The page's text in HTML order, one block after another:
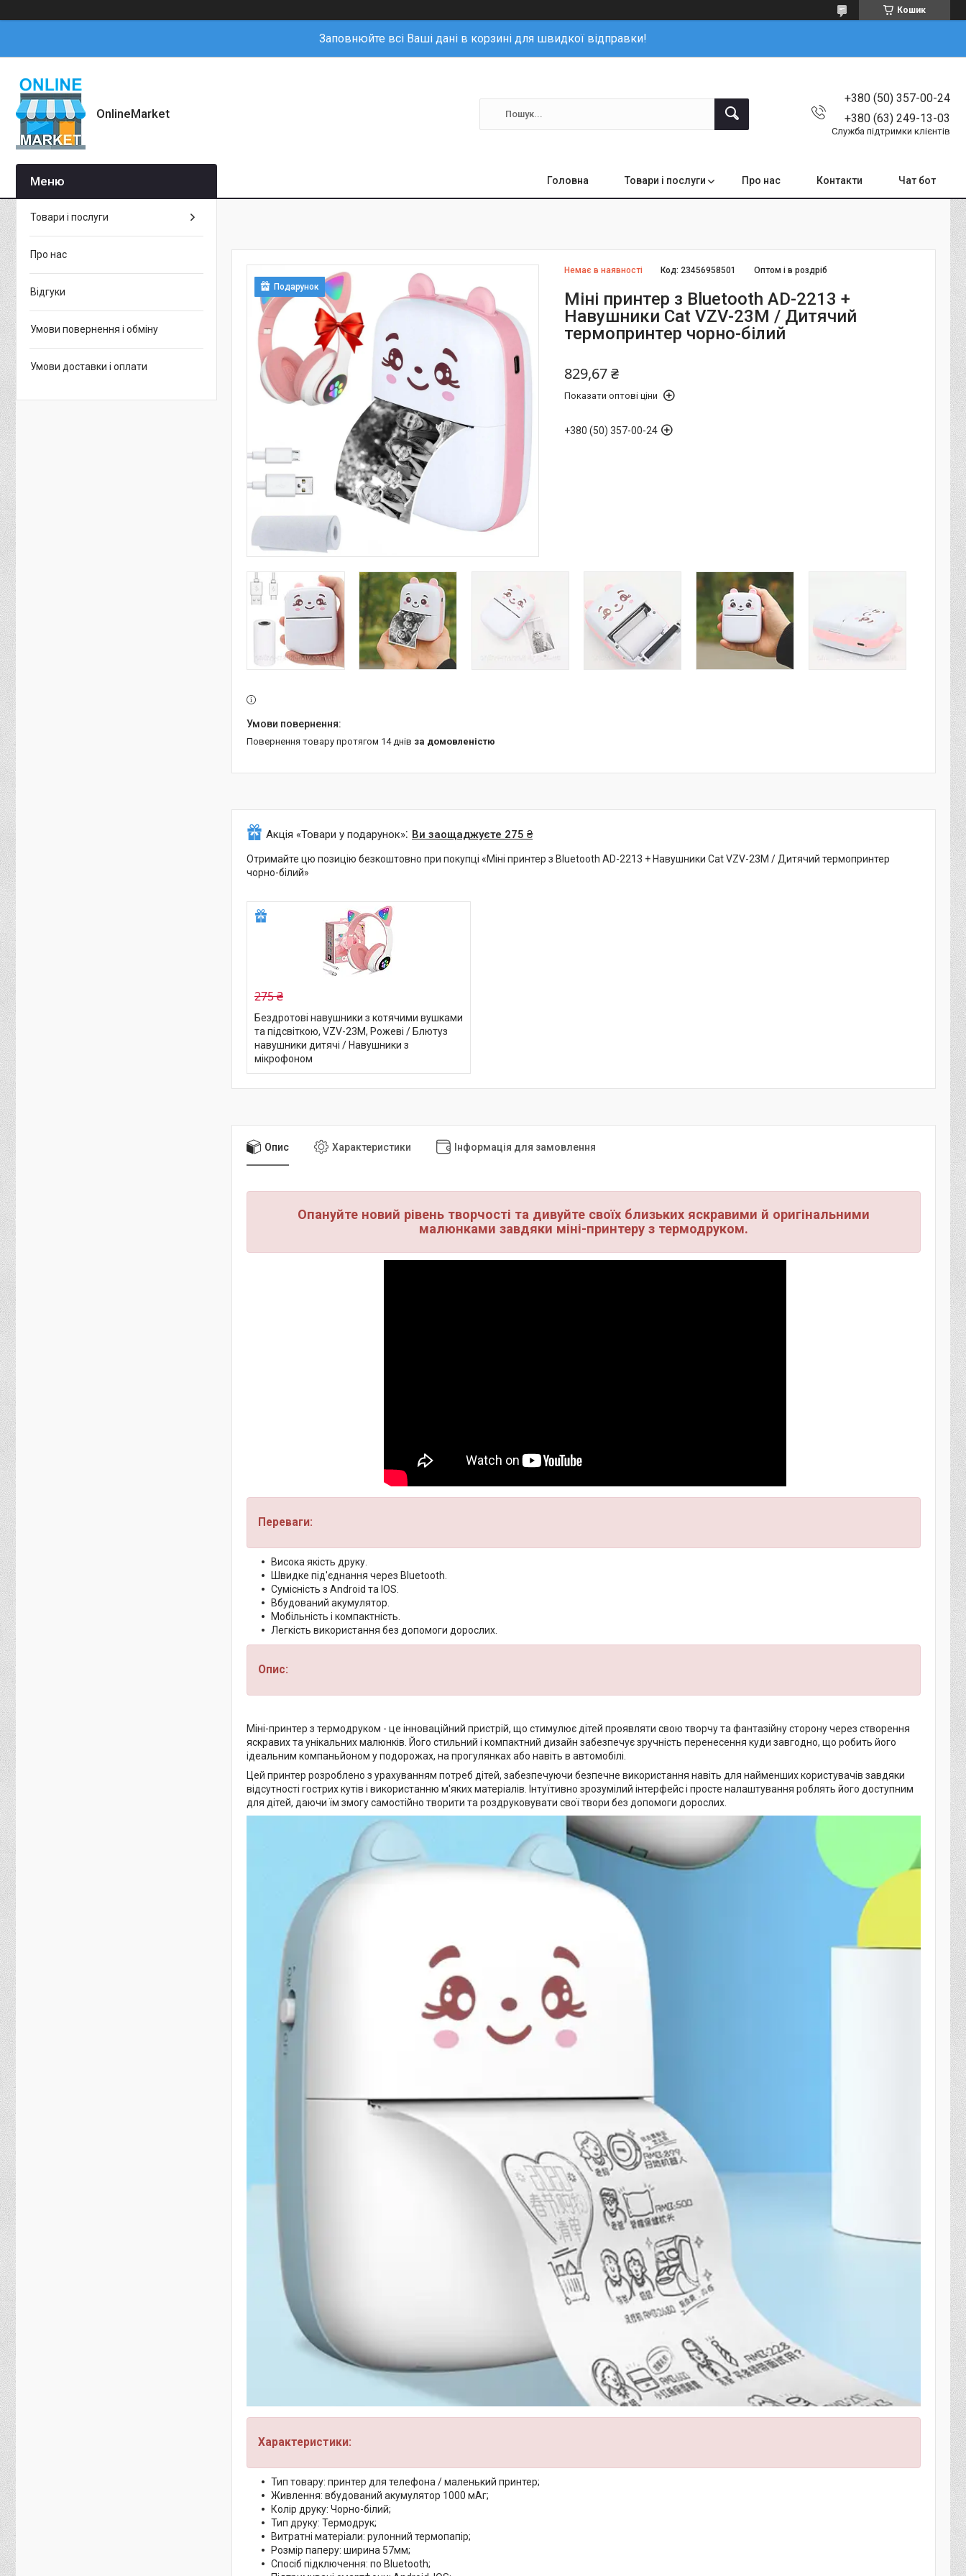
Кошик
Заповнюйте всі Ваші дані в корзині для швидкої відправки!
OnlineMarket
+380 (50) 357-00-24
+380 (63) 249-13-03
Служба підтримки клієнтів
Головна Товари і послуги Про нас Контакти Чат бот
Подарунок
Немає в наявності Оптом і в роздріб
Код: 23456958501
Міні принтер з Bluetooth AD-2213 +
Навушники Cat VZV-23M / Дитячий
термопринтер чорно-білий
829,67 ₴
Показати оптові ціни
+380 (50) 357-00-24
повернення товару протягом 14 днів за домовленістю
Акція «Товари у подарунок» Ви заощаджуєте 275 ₴
Отримайте цю позицію безкоштовно при покупці «Міні принтер з Bluetooth AD-2213 + Навушники Cat VZV-23M / Дитячий термопринтер
чорно-білий»
275 ₴
Бездротові навушники з котячими вушками
та підсвіткою, VZV-23M, Рожеві / Блютуз
навушники дитячі / Навушники з
мікрофоном
Опис Характеристики Інформація для замовлення
Опануйте новий рівень творчості та дивуйте своїх близьких яскравими й оригінальними
малюнками завдяки міні-принтеру з термодруком.
Переваги:
Висока якість друку.
Швидке під'єднання через Bluetooth.
Сумісність з Android та IOS.
Вбудований акумулятор.
Мобільність і компактність.
Легкість використання без допомоги дорослих.
Опис:
Міні-принтер з термодруком - це інноваційний пристрій, що стимулює дітей проявляти свою творчу та фантазійну сторону через створення
яскравих та унікальних малюнків. Його стильний і компактний дизайн забезпечує зручність перенесення куди завгодно, що робить його
ідеальним компаньйоном у подорожах, на прогулянках або навіть в автомобілі.
Цей принтер розроблено з урахуванням потреб дітей, забезпечуючи безпечне використання навіть для найменших користувачів завдяки
відсутності гострих кутів і використанню м'яких матеріалів. Інтуїтивно зрозумілий інтерфейс і просте налаштування роблять його доступним
для дітей, даючи їм змогу самостійно творити та роздруковувати свої твори без допомоги дорослих.
Характеристики:
Тип товару: принтер для телефона / маленький принтер;
Живлення: вбудований акумулятор 1000 мАг;
Колір друку: Чорно-білий;
Тип друку: Термодрук;
Витратні матеріали: рулонний термопапір;
Розмір паперу: ширина 57мм;
Спосіб підключення: по Bluetooth;
Товари і послуги
Про нас
Відгуки
Умови повернення і обміну
Умови доставки і оплати